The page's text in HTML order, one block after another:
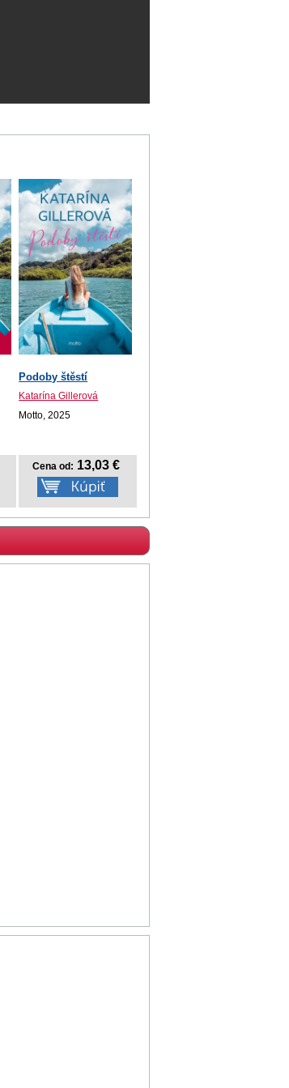
Podoby štěstí
Katarína Gillerová
Motto, 2025
Cena od: 13,03 €